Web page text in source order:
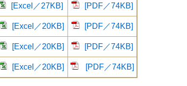
[Excel／27KB] [PDF／74KB]
[Excel／20KB] [PDF／74KB]
[Excel／20KB] [PDF／74KB]
[Excel／20KB] [PDF／74KB]